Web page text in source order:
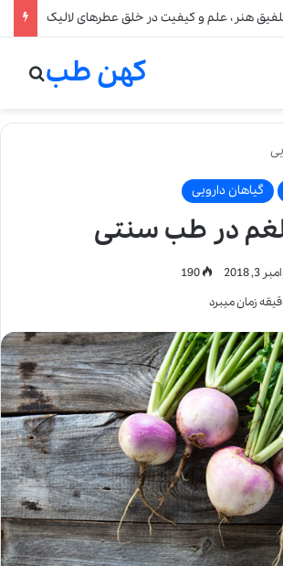
هنر، علم و کیفیت در خلق عطرهای لالیک
کهن طب
گیاهان دارویی
در طب سنتی
3, 2018